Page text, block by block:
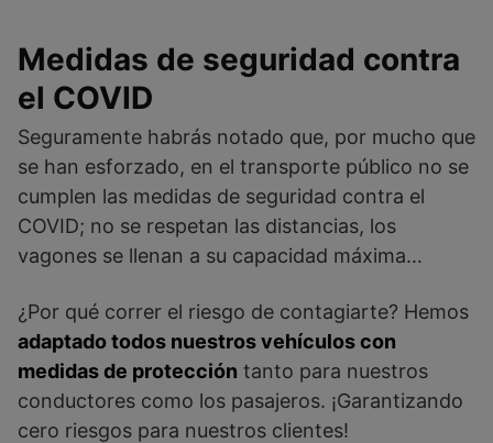
Medidas de seguridad contra
el COVID
Seguramente habrás notado que, por mucho que
se han esforzado, en el transporte público no se
cumplen las medidas de seguridad contra el
COVID; no se respetan las distancias, los
vagones se llenan a su capacidad máxima…
¿Por qué correr el riesgo de contagiarte? Hemos
adaptado todos nuestros vehículos con
medidas de protección tanto para nuestros
conductores como los pasajeros. ¡Garantizando
cero riesgos para nuestros clientes!